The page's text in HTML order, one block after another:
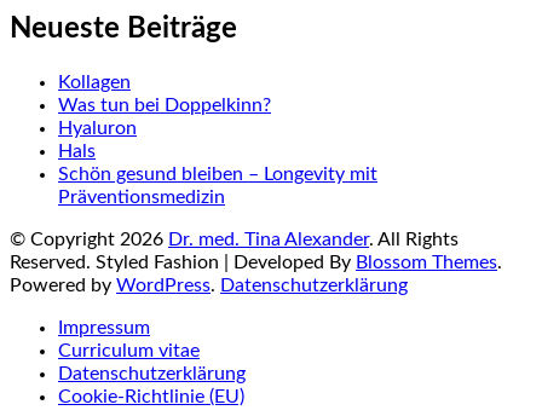
Neueste Beiträge
Kollagen
Was tun bei Doppelkinn?
Hyaluron
Hals
Schön gesund bleiben – Longevity mit
Präventionsmedizin
© Copyright 2026 Dr. med. Tina Alexander. All Rights
Reserved. Styled Fashion | Developed By Blossom Themes.
Powered by WordPress. Datenschutzerklärung
Impressum
Curriculum vitae
Datenschutzerklärung
Cookie-Richtlinie (EU)